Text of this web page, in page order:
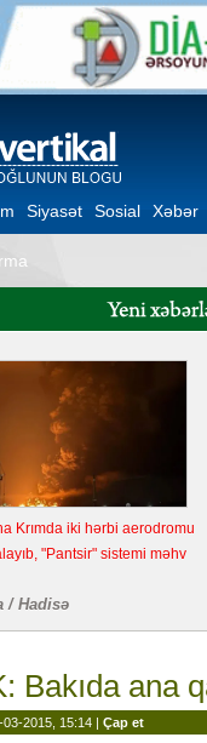
Siyasət Sosial Xəbər
Krımda iki hərbi aerodromu
"Pantsir" sistemi məhv
/ Hadisə
Bakıda ana
03-2015, 15:14 | Çap et